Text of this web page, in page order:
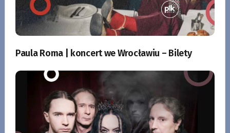
Paula Roma | koncert we Wrocławiu – Bilety